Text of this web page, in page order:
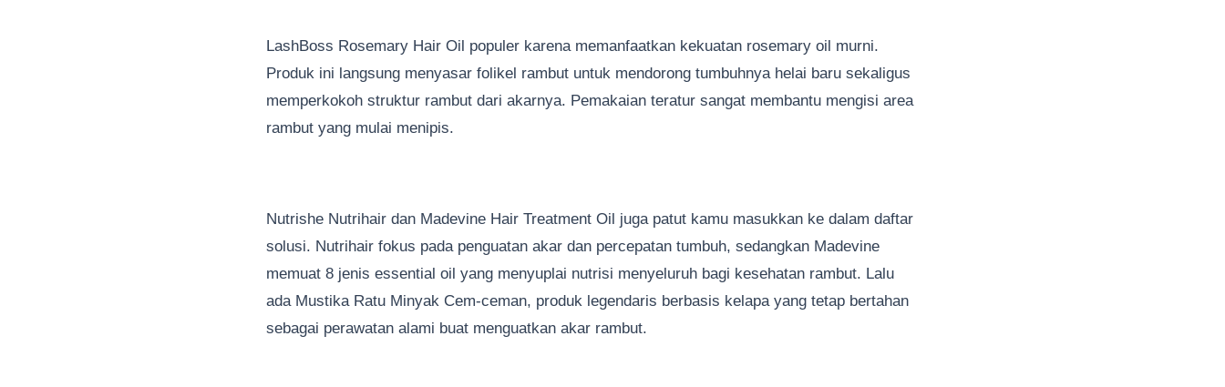
LashBoss Rosemary Hair Oil populer karena memanfaatkan kekuatan rosemary oil murni.
Produk ini langsung menyasar folikel rambut untuk mendorong tumbuhnya helai baru sekaligus
memperkokoh struktur rambut dari akarnya. Pemakaian teratur sangat membantu mengisi area
rambut yang mulai menipis.
Nutrishe Nutrihair dan Madevine Hair Treatment Oil juga patut kamu masukkan ke dalam daftar
solusi. Nutrihair fokus pada penguatan akar dan percepatan tumbuh, sedangkan Madevine
memuat 8 jenis essential oil yang menyuplai nutrisi menyeluruh bagi kesehatan rambut. Lalu
ada Mustika Ratu Minyak Cem-ceman, produk legendaris berbasis kelapa yang tetap bertahan
sebagai perawatan alami buat menguatkan akar rambut.